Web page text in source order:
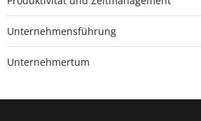
Unternehmensführung
Unternehmertum